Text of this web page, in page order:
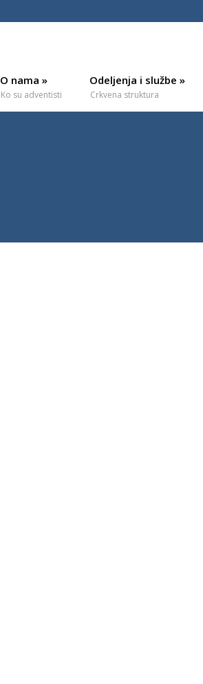
O nama »
Ko su adventisti
Odeljenja i službe »
Crkvena struktura